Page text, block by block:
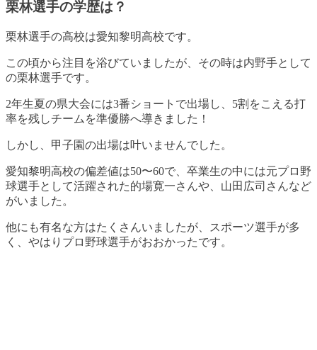
栗林選手の学歴は？
栗林選手の高校は愛知黎明高校です。
この頃から注目を浴びていましたが、その時は内野手として
の栗林選手です。
2年生夏の県大会には3番ショートで出場し、5割をこえる打
率を残しチームを準優勝へ導きました！
しかし、甲子園の出場は叶いませんでした。
愛知黎明高校の偏差値は50〜60で、卒業生の中には元プロ野
球選手として活躍された的場寛一さんや、山田広司さんなど
がいました。
他にも有名な方はたくさんいましたが、スポーツ選手が多
く、やはりプロ野球選手がおおかったです。